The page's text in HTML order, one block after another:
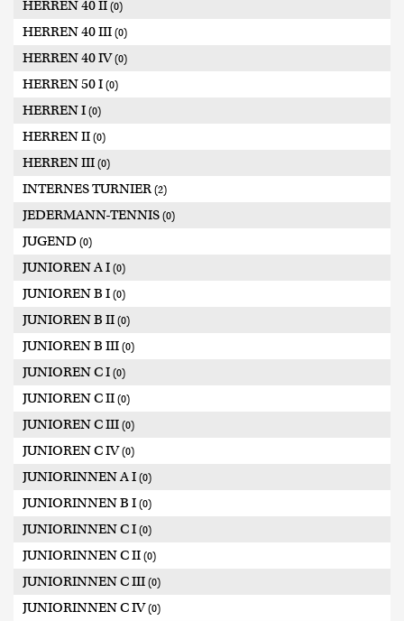
HERREN 40 II (0)
HERREN 40 III (0)
HERREN 40 IV(0)
HERREN 50 I (0)
HERREN I (0)
HERREN II (0)
HERREN III (0)
INTERNES TURNIER (2)
JEDERMANN-TENNIS (0)
JUGEND (0)
JUNIOREN A I (0)
JUNIOREN B I (0)
JUNIOREN B II (0)
JUNIOREN B III (0)
JUNIOREN C I (0)
JUNIOREN C II (0)
JUNIOREN C III (0)
JUNIOREN C IV(0)
JUNIORINNEN A I (0)
JUNIORINNEN B I (0)
JUNIORINNEN C I (0)
JUNIORINNEN C II (0)
JUNIORINNEN C III (0)
JUNIORINNEN C IV(0)